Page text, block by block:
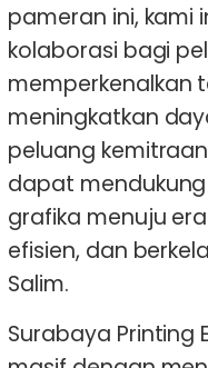
pameran ini, kami
kolaborasi bagi
memperkenalkan
meningkatkan
peluang
dapat
grafika menuju
efisien, dan
Salim.
Surabaya Printing